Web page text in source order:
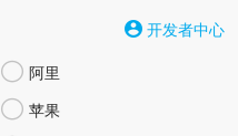
开发者中心
 阿里
 苹果